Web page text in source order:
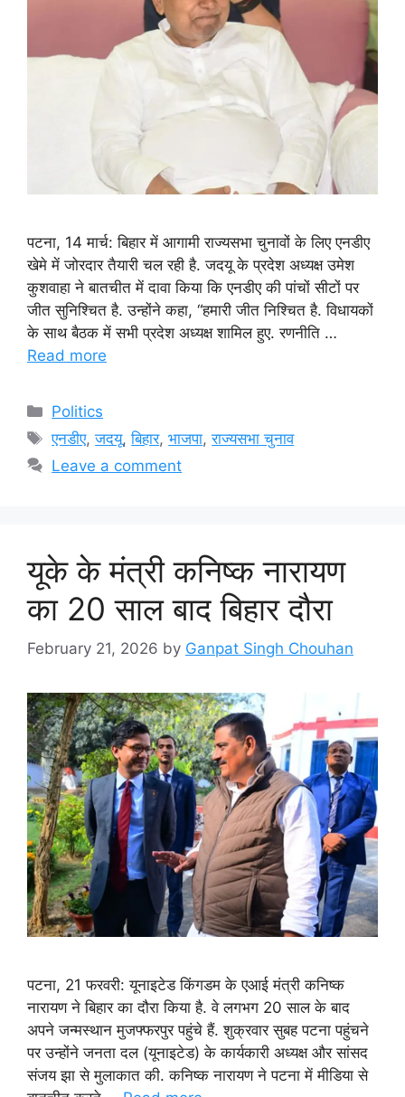
पटना, 14 मार्च: बिहार में आगामी राज्यसभा चुनावों के लिए एनडीए
खेमे में जोरदार तैयारी चल रही है. जदयू के प्रदेश अध्यक्ष उमेश
कुशवाहा ने बातचीत में दावा किया कि एनडीए की पांचों सीटों पर
जीत सुनिश्चित है. उन्होंने कहा, “हमारी जीत निश्चित है. विधायकों
के साथ बैठक में सभी प्रदेश अध्यक्ष शामिल हुए. रणनीति …
Read more
Categories
Politics
Tags
एनडीए,जदयू,बिहार,भाजपा,राज्यसभा चुनाव
Leave a comment
यूके के मंत्री कनिष्क नारायण
का 20 साल बाद बिहार दौरा
February 21, 2026 by Ganpat Singh Chouhan
पटना, 21 फरवरी: यूनाइटेड किंगडम के एआई मंत्री कनिष्क
नारायण ने बिहार का दौरा किया है. वे लगभग 20 साल के बाद
अपने जन्मस्थान मुजफ्फरपुर पहुंचे हैं. शुक्रवार सुबह पटना पहुंचने
पर उन्होंने जनता दल (यूनाइटेड) के कार्यकारी अध्यक्ष और सांसद
संजय झा से मुलाकात की. कनिष्क नारायण ने पटना में मीडिया से